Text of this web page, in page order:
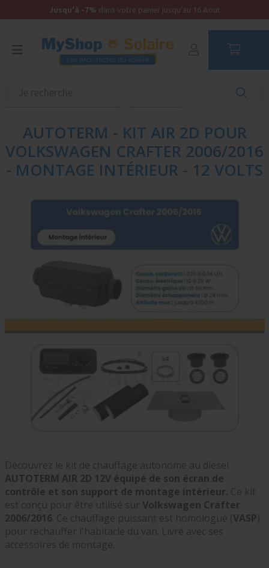
Jusqu'à -7% dans votre panier jusqu'au 16 Aout
AUTOTERM - KIT AIR 2D POUR
VOLKSWAGEN CRAFTER 2006/2016
- MONTAGE INTÉRIEUR - 12 VOLTS
Découvrez le kit de chauffage autonome au diesel
AUTOTERM AIR 2D 12V équipé de son écran de
contrôle et son support de montage intérieur. Ce kit
est conçu pour être utilisé sur Volkswagen Crafter
2006/2016. Ce chauffage puissant est homologué (VASP)
pour réchauffer l'habitacle du van. Livré avec ses
accessoires de montage.